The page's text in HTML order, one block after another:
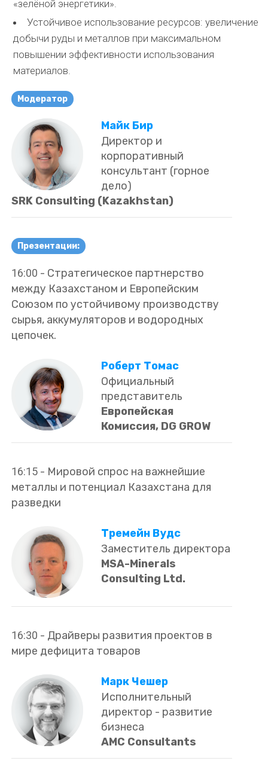
«зелёной энергетики».
Устойчивое использование ресурсов: увеличение
добычи руды и металлов при максимальном
повышении эффективности использования
материалов.
Модератор
Майк Бир
Директор и
корпоративный
консультант (горное
дело)
SRK Consulting (Kazakhstan)
Презентации:
16:00 - Стратегическое партнерство
между Казахстаном и Европейским
Союзом по устойчивому производству
сырья, аккумуляторов и водородных
цепочек.
Роберт Томас
Официальный
представитель
Европейская
Комиссия, DG GROW
16:15 - Мировой спрос на важнейшие
металлы и потенциал Казахстана для
разведки
Тремейн Вудс
Заместитель директора
MSA-Minerals
Consulting Ltd.
16:30 - Драйверы развития проектов в
мире дефицита товаров
Марк Чешер
Исполнительный
директор - развитие
бизнеса
AMC Consultants